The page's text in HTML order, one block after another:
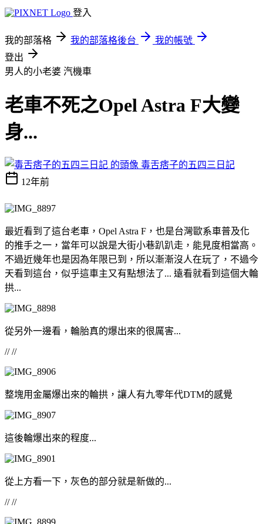
登入
我的部落格 我的部落格後台
我的帳號
登出
男人的小老婆 汽機車
老車不死之Opel Astra F大變
身...
毒舌痞子的五四三日記
12年前
最近看到了這台老車，Opel Astra F，也是台灣歐系車普及化
的推手之一，當年可以說是大街小巷趴趴走，能見度相當高。
不過近幾年也是因為年限已到，所以漸漸沒人在玩了，不過今
天看到這台，似乎這車主又有點想法了... 遠看就看到這個大輪
拱...
從另外一邊看，輪胎真的爆出來的很厲害...
// //
整塊用金屬爆出來的輪拱，讓人有九零年代DTM的感覺
這後輪爆出來的程度...
從上方看一下，灰色的部分就是新做的...
// //